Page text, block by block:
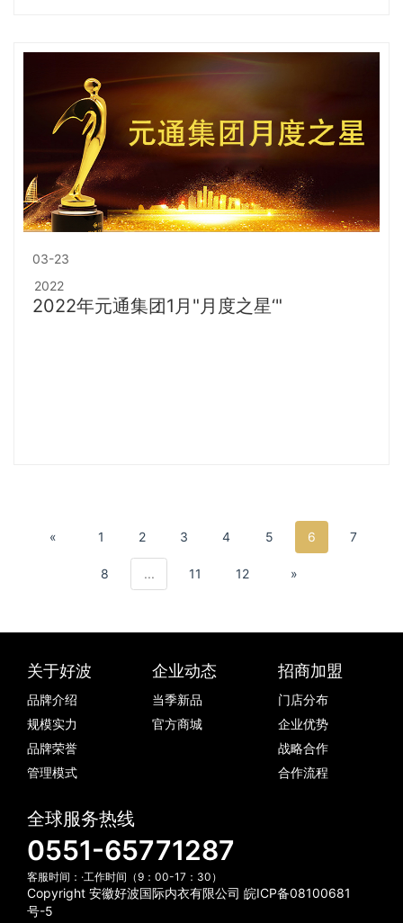
03-23
2022
2022年元通集团1月"月度之星‘"
« 1 2 3 4 5 6 7
8 ... 11 12 »
关于好波
品牌介绍
规模实力
品牌荣誉
管理模式
企业动态
当季新品
官方商城
招商加盟
门店分布
企业优势
战略合作
合作流程
全球服务热线
0551-65771287
客服时间：·工作时间（9：00-17：30）
Copyright 安徽好波国际内衣有限公司 皖ICP备08100681
号-5